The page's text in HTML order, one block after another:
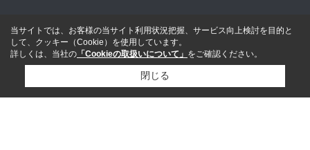
当サイトでは、お客様の当サイト利用状況把握、サービス向上検討を目的と
して、クッキー（Cookie）を使用しています。
詳しくは、当社の 「Cookieの取扱いについて」 をご確認ください。
閉じる